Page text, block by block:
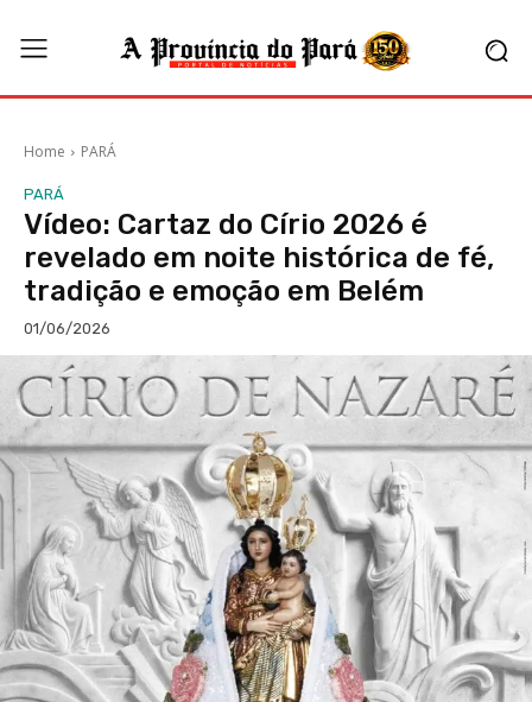
Home PARÁ
PARÁ
Vídeo: Cartaz do Círio 2026 é
revelado em noite histórica de fé,
tradição e emoção em Belém
01/06/2026